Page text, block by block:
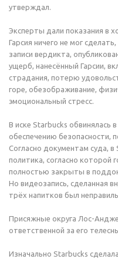
утверждал.
Эксперты дали показания в
Гарсия ничего не мог
записи вердикта,
ущерб, нанесённый Гарсии,
страдания, потерю
горе, обезображивание,
эмоциональный стресс.
В иске Starbucks обвинялась
обеспечению безопасности,
Согласно документам суда,
политика, согласно которой
полностью закрыты в
Но видеозапись, сделанная
трёх напитков был
Присяжные округа Лос-
ответственной за его
Изначально Starbucks